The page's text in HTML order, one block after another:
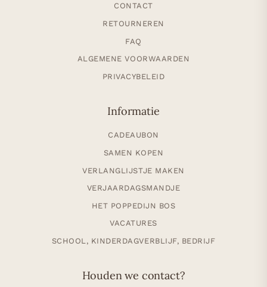
CONTACT
RETOURNEREN
FAQ
ALGEMENE VOORWAARDEN
PRIVACYBELEID
Informatie
CADEAUBON
SAMEN KOPEN
VERLANGLIJSTJE MAKEN
VERJAARDAGSMANDJE
HET POPPEDIJN BOS
VACATURES
SCHOOL, KINDERDAGVERBLIJF, BEDRIJF
Houden we contact?